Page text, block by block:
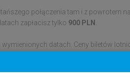
połączenia tam i z powrotem
zapłacisz tylko 900 PLN
datach. Ceny biletów
obecnie linie lotnicze: Wizz Air.